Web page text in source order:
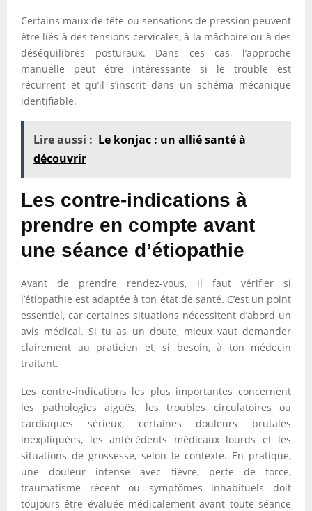
Certains maux de tête ou sensations de pression peuvent
être liés à des tensions cervicales, à la mâchoire ou à des
déséquilibres posturaux. Dans ces cas, l’approche
manuelle peut être intéressante si le trouble est
récurrent et qu’il s’inscrit dans un schéma mécanique
identifiable.
Lire aussi : Le konjac : un allié santé à
découvrir
Les contre-indications à
prendre en compte avant
une séance d’étiopathie
Avant de prendre rendez-vous, il faut vérifier si
l’étiopathie est adaptée à ton état de santé. C’est un point
essentiel, car certaines situations nécessitent d’abord un
avis médical. Si tu as un doute, mieux vaut demander
clairement au praticien et, si besoin, à ton médecin
traitant.
Les contre-indications les plus importantes concernent
les pathologies aiguës, les troubles circulatoires ou
cardiaques sérieux, certaines douleurs brutales
inexpliquées, les antécédents médicaux lourds et les
situations de grossesse, selon le contexte. En pratique,
une douleur intense avec fièvre, perte de force,
traumatisme récent ou symptômes inhabituels doit
toujours être évaluée médicalement avant toute séance